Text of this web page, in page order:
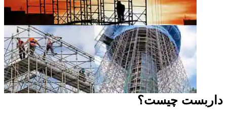
داربست چیست؟